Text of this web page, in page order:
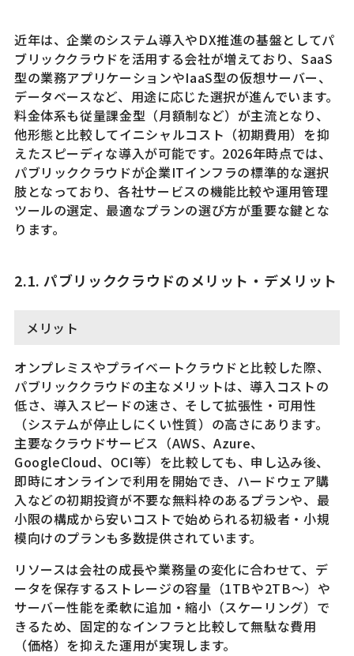
近年は、企業のシステム導入やDX推進の基盤としてパ
ブリッククラウドを活用する会社が増えており、SaaS
型の業務アプリケーションやIaaS型の仮想サーバー、
データベースなど、用途に応じた選択が進んでいます。
料金体系も従量課金型（月額制など）が主流となり、
他形態と比較してイニシャルコスト（初期費用）を抑
えたスピーディな導入が可能です。2026年時点では、
パブリッククラウドが企業ITインフラの標準的な選択
肢となっており、各社サービスの機能比較や運用管理
ツールの選定、最適なプランの選び方が重要な鍵とな
ります。
2.1. パブリッククラウドのメリット・デメリット
メリット
オンプレミスやプライベートクラウドと比較した際、
パブリッククラウドの主なメリットは、導入コストの
低さ、導入スピードの速さ、そして拡張性・可用性
（システムが停止しにくい性質）の高さにあります。
主要なクラウドサービス（AWS、Azure、
GoogleCloud、OCI等）を比較しても、申し込み後、
即時にオンラインで利用を開始でき、ハードウェア購
入などの初期投資が不要な無料枠のあるプランや、最
小限の構成から安いコストで始められる初級者・小規
模向けのプランも多数提供されています。
リソースは会社の成長や業務量の変化に合わせて、デ
ータを保存するストレージの容量（1TBや2TB〜）や
サーバー性能を柔軟に追加・縮小（スケーリング）で
きるため、固定的なインフラと比較して無駄な費用
（価格）を抑えた運用が実現します。